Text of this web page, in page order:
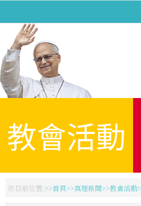
教會活動
你目前位置: 首頁 真理新聞 教會活動